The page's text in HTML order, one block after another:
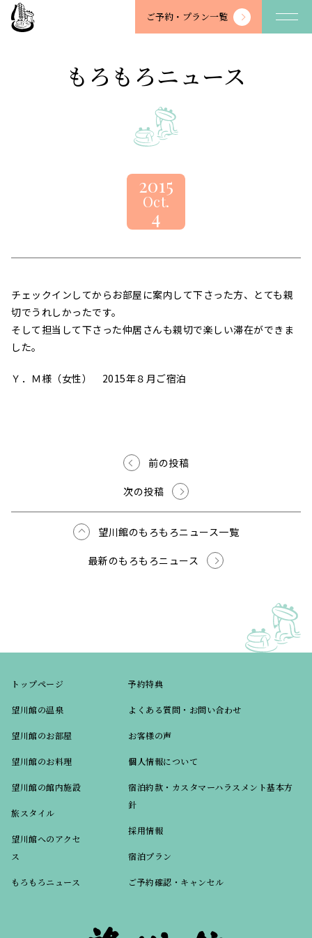
望
川
ご予約・ プラン一覧
もろもろニュース
2015
Oct.
4
チェックインしてからお部屋に案内して下さった方、とても親
切でうれしかったです。
そして担当して下さった仲居さんも親切で楽しい滞在ができま
した。
Ｙ．Ｍ様（女性） 2015年８月ご宿泊
前の投稿
次の投稿
望川館のもろもろニュース一覧
最新のもろもろニュース
トップページ
望川館の温泉
望川館のお部屋
望川館のお料理
望川館の館内施設
旅スタイル
望川館へのアクセ
ス
もろもろニュース
予約特典
よくある質問・お問い合わせ
お客様の声
個人情報について
宿泊約款・カスタマーハラスメント基本方
針
採用情報
宿泊プラン
ご予約確認・キャンセル